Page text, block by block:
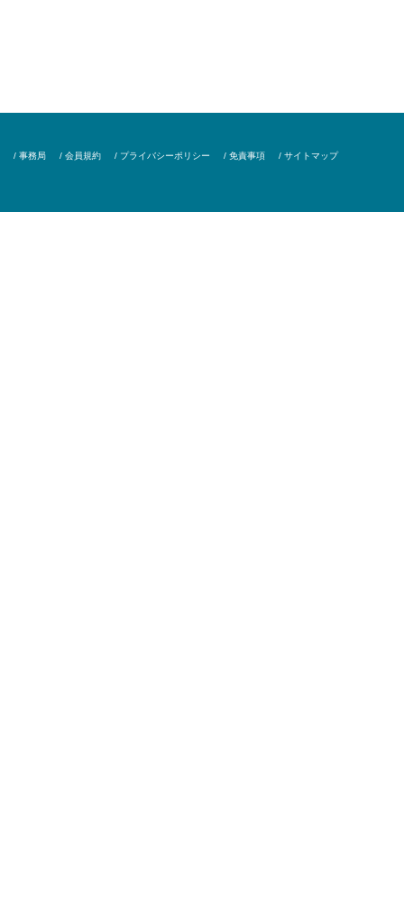
/ 事務局 / 会員規約 / プライバシーポリシー / 免責事項 / サイトマップ